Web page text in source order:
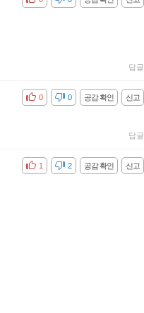
답글
신고
공감 확인
비공감 0
0
답글
신고
공감 확인
비공감 2
1